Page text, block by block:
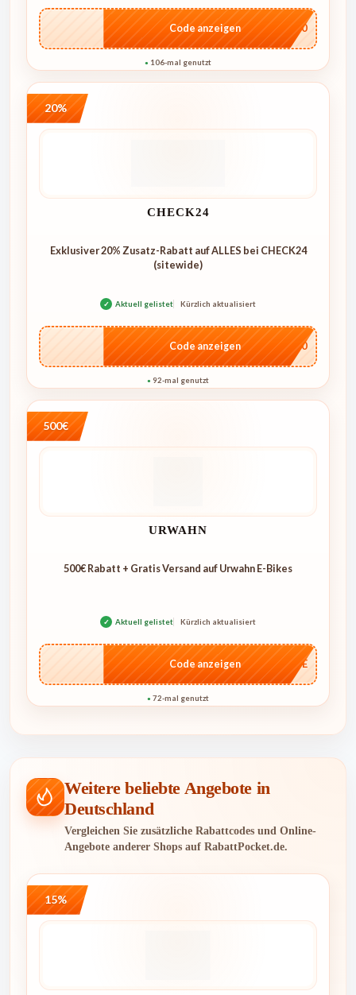
…L100
Code anzeigen
● 106-mal genutzt
20%
CHECK24
Exklusiver 20% Zusatz-Rabatt auf ALLES bei CHECK24
(sitewide)
✓ Aktuell gelistet Kürzlich aktualisiert
…ME20
Code anzeigen
● 92-mal genutzt
500€
URWAHN
500€ Rabatt + Gratis Versand auf Urwahn E-Bikes
✓ Aktuell gelistet Kürzlich aktualisiert
…CASE
Code anzeigen
● 72-mal genutzt
Weitere beliebte Angebote in
Deutschland
Vergleichen Sie zusätzliche Rabattcodes und Online-
Angebote anderer Shops auf RabattPocket.de.
15%